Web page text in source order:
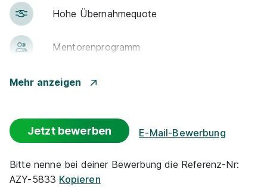
Hohe Über­nah­me­quote
Men­to­ren­pro­gramm
Gute An­bin­dung
Park­plätze
Azubi-Frei­zei­ten
Mehr anzeigen
Jetzt bewerben E-Mail-Bewerbung
Bitte nenne bei deiner Bewerbung die Referenz-Nr:
AZY-5833 Kopieren